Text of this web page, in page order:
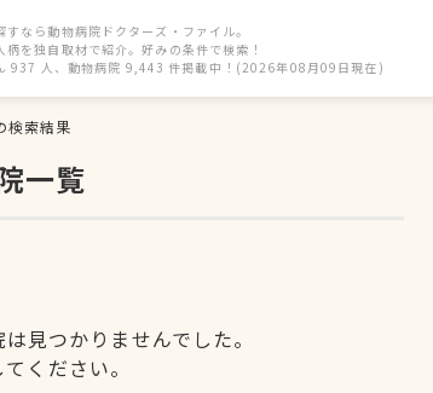
なら動物病院ドクターズ・ファイル。
柄を独自取材で紹介。好みの条件で検索！
937 人、動物病院 9,443 件掲載中！(2026年08月09日現在)
検索結果
一覧
見つかりませんでした。
ください。